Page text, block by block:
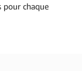
pour chaque